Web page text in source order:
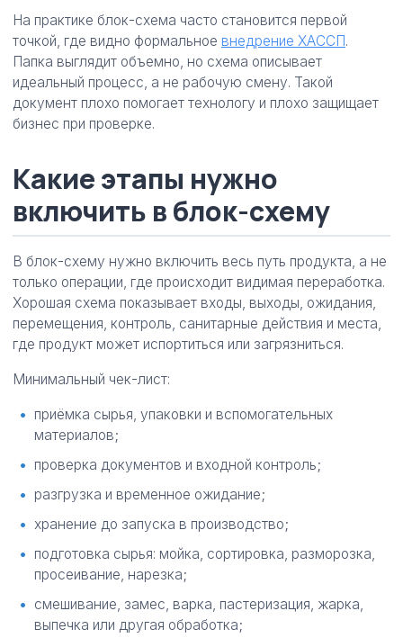
На практике блок-схема часто становится первой
точкой, где видно формальное внедрение ХАССП.
Папка выглядит объемно, но схема описывает
идеальный процесс, а не рабочую смену. Такой
документ плохо помогает технологу и плохо защищает
бизнес при проверке.
Какие этапы нужно
включить в блок-схему
В блок-схему нужно включить весь путь продукта, а не
только операции, где происходит видимая переработка.
Хорошая схема показывает входы, выходы, ожидания,
перемещения, контроль, санитарные действия и места,
где продукт может испортиться или загрязниться.
Минимальный чек-лист:
приёмка сырья, упаковки и вспомогательных
материалов;
проверка документов и входной контроль;
разгрузка и временное ожидание;
хранение до запуска в производство;
подготовка сырья: мойка, сортировка, разморозка,
просеивание, нарезка;
смешивание, замес, варка, пастеризация, жарка,
выпечка или другая обработка;